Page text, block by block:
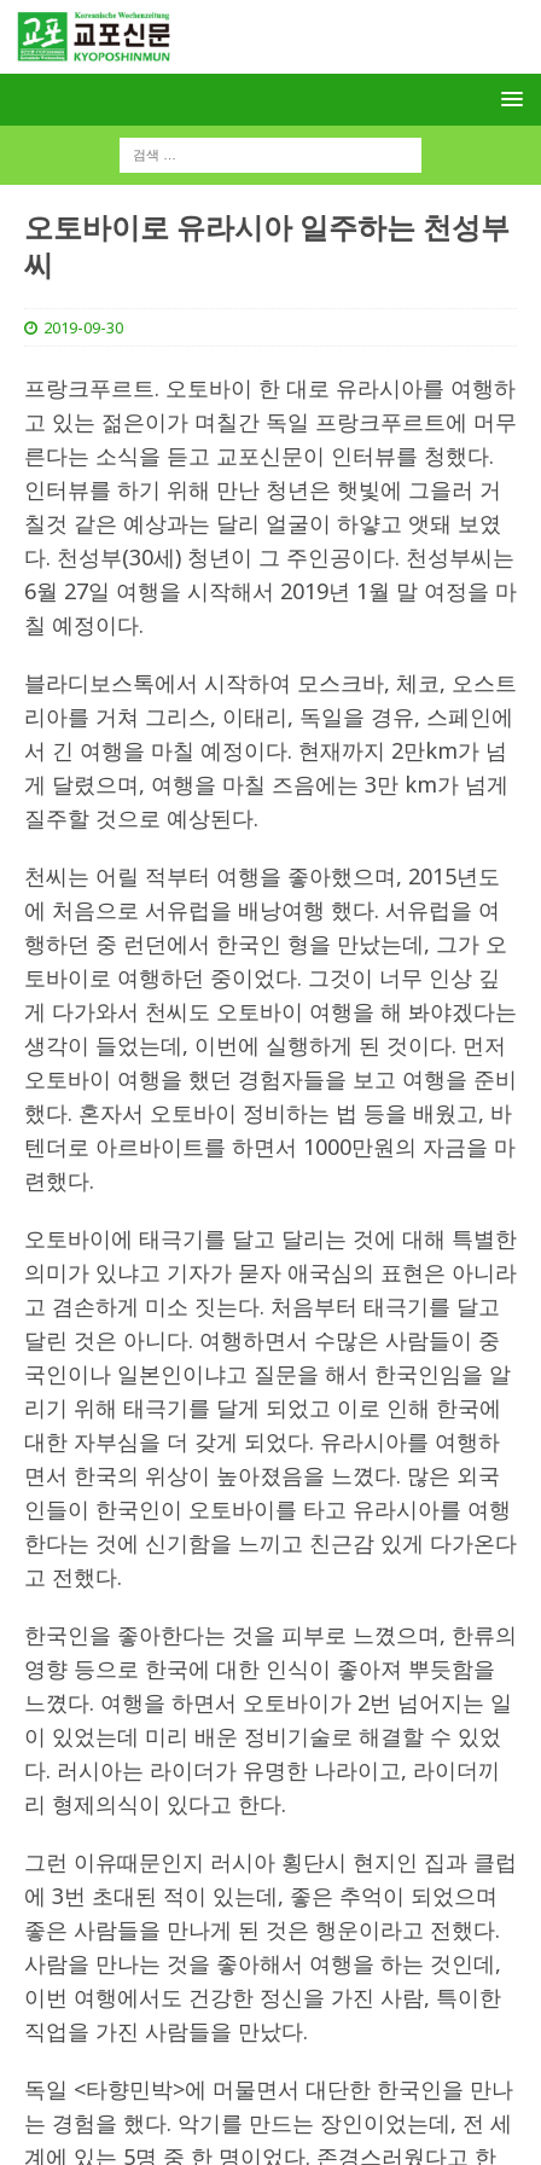
오토바이로 유라시아 일주하는 천성부
씨
2019-09-30
프랑크푸르트. 오토바이 한 대로 유라시아를 여행하
고 있는 젊은이가 며칠간 독일 프랑크푸르트에 머무
른다는 소식을 듣고 교포신문이 인터뷰를 청했다.
인터뷰를 하기 위해 만난 청년은 햇빛에 그을러 거
칠것 같은 예상과는 달리 얼굴이 하얗고 앳돼 보였
다. 천성부(30세) 청년이 그 주인공이다. 천성부씨는
6월 27일 여행을 시작해서 2019년 1월 말 여정을 마
칠 예정이다.
블라디보스톡에서 시작하여 모스크바, 체코, 오스트
리아를 거쳐 그리스, 이태리, 독일을 경유, 스페인에
서 긴 여행을 마칠 예정이다. 현재까지 2만km가 넘
게 달렸으며, 여행을 마칠 즈음에는 3만 km가 넘게
질주할 것으로 예상된다.
천씨는 어릴 적부터 여행을 좋아했으며, 2015년도
에 처음으로 서유럽을 배낭여행 했다. 서유럽을 여
행하던 중 런던에서 한국인 형을 만났는데, 그가 오
토바이로 여행하던 중이었다. 그것이 너무 인상 깊
게 다가와서 천씨도 오토바이 여행을 해 봐야겠다는
생각이 들었는데, 이번에 실행하게 된 것이다. 먼저
오토바이 여행을 했던 경험자들을 보고 여행을 준비
했다. 혼자서 오토바이 정비하는 법 등을 배웠고, 바
텐더로 아르바이트를 하면서 1000만원의 자금을 마
련했다.
오토바이에 태극기를 달고 달리는 것에 대해 특별한
의미가 있냐고 기자가 묻자 애국심의 표현은 아니라
고 겸손하게 미소 짓는다. 처음부터 태극기를 달고
달린 것은 아니다. 여행하면서 수많은 사람들이 중
국인이나 일본인이냐고 질문을 해서 한국인임을 알
리기 위해 태극기를 달게 되었고 이로 인해 한국에
대한 자부심을 더 갖게 되었다. 유라시아를 여행하
면서 한국의 위상이 높아졌음을 느꼈다. 많은 외국
인들이 한국인이 오토바이를 타고 유라시아를 여행
한다는 것에 신기함을 느끼고 친근감 있게 다가온다
고 전했다.
한국인을 좋아한다는 것을 피부로 느꼈으며, 한류의
영향 등으로 한국에 대한 인식이 좋아져 뿌듯함을
느꼈다. 여행을 하면서 오토바이가 2번 넘어지는 일
이 있었는데 미리 배운 정비기술로 해결할 수 있었
다. 러시아는 라이더가 유명한 나라이고, 라이더끼
리 형제의식이 있다고 한다.
그런 이유때문인지 러시아 횡단시 현지인 집과 클럽
에 3번 초대된 적이 있는데, 좋은 추억이 되었으며
좋은 사람들을 만나게 된 것은 행운이라고 전했다.
사람을 만나는 것을 좋아해서 여행을 하는 것인데,
이번 여행에서도 건강한 정신을 가진 사람, 특이한
직업을 가진 사람들을 만났다.
독일 <타향민박>에 머물면서 대단한 한국인을 만나
는 경험을 했다. 악기를 만드는 장인이었는데, 전 세
계에 있는 5명 중 한 명이었다. 존경스러웠다고 한